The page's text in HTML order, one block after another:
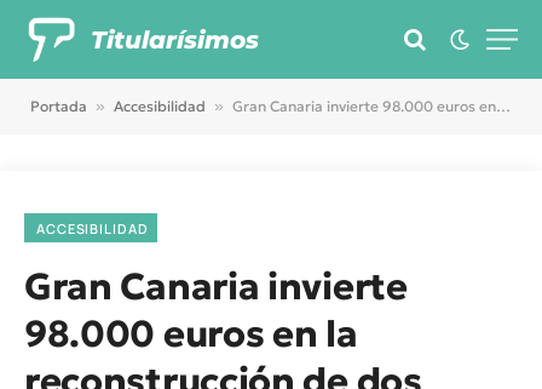
Titularísimos
Portada » Accesibilidad » Gran Canaria invierte 98.000 euros en la reconstrucción de dos muros en las carreteras de Santa Brígida y de San Roque
ACCESIBILIDAD
Gran Canaria invierte
98.000 euros en la